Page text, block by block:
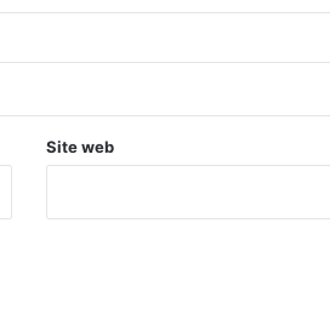
Site web